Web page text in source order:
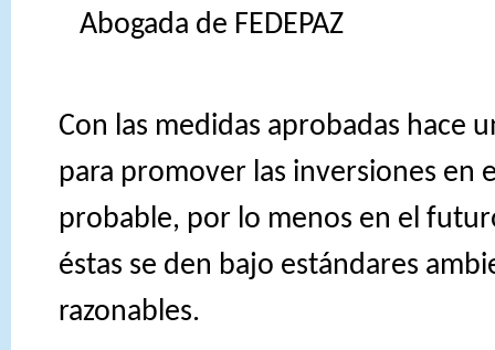
Abogada de FEDEPAZ
Con las medidas aprobadas hace
para promover las inversiones en
probable, por lo menos en el
éstas se den bajo estándares
razonables.